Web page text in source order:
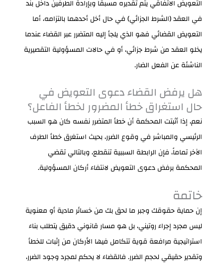
التعويض الاتفاقي يتم تقديره مسبقاً وبإرادة الطرفين داخل بند
في العقد (الشرط الجزائي) في حال أخل أحدهما بالتزامه، أما
التعويض القضائي فهو الذي يلجأ إليه المتضرر عبر القضاء عندما
يخلو العقد من شرط جزائي، أو في حالات المسؤولية التقصيرية
الناشئة عن الفعل الضار.
هل يرفض القضاء دعوى التعويض في
حال استغراق خطأ المضرور لخطأ الفاعل؟
نعم، إذا أثبتت المحكمة أن خطأ المتضرر نفسه كان هو السبب
الرئيسي والمباشر في وقوع الضرر، بحيث استغرق خطأ الطرف
الآخر تماماً، فإن الرابطة السببية تنقطع، وبالتالي تقضي
المحكمة برفض دعوى التعويض لانتفاء أركان المسؤولية.
خاتمة
إن حماية حقوقك وجبر ما لحق بك من خسائر مادية أو معنوية
ليس مجرد إجراء روتيني، بل هو مسار قانوني دقيق يتطلب بناء
استراتيجية مرافعة قوية تتكامل فيها الأركان من إثبات للخطأ
وتقدير حقيقي لحجم الضرر. فالقضاء لا يحكم لمجرد وجود الضرر،